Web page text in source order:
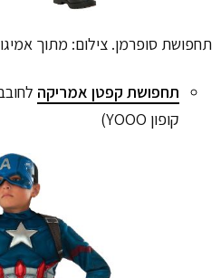
תחפושת סופרמן. צילום: מתוך אמיגו
תחפושת קפטן אמריקה
קופון YOOO)